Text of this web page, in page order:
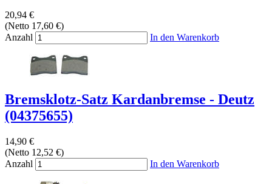
20,94 €
(Netto 17,60 €)
Anzahl
In den Warenkorb
Bremsklotz-Satz Kardanbremse - Deutz
(04375655)
14,90 €
(Netto 12,52 €)
Anzahl
In den Warenkorb